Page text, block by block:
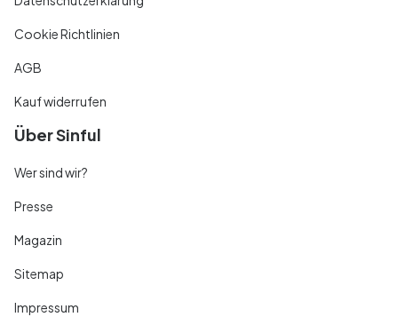
Cookie Richtlinien
AGB
Kauf widerrufen
Über Sinful
Wer sind wir?
Presse
Magazin
Sitemap
Impressum